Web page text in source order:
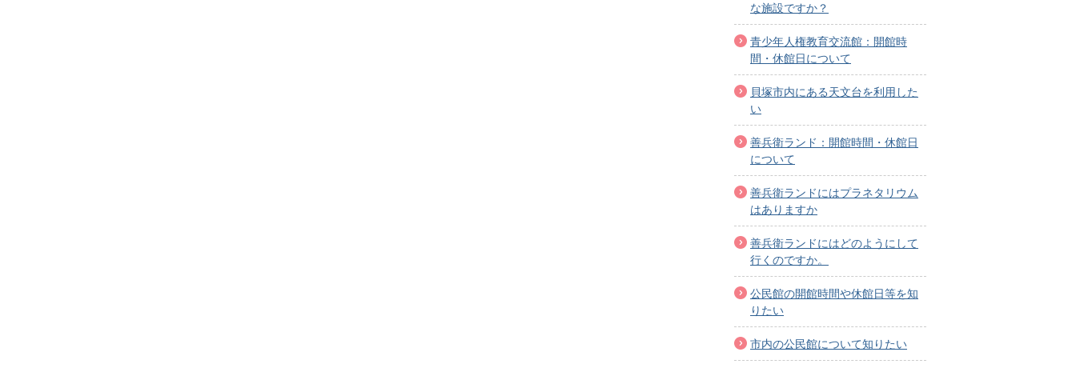
な施設ですか？
青少年人権教育交流館：開館時
間・休館日について
貝塚市内にある天文台を利用した
い
善兵衛ランド：開館時間・休館日
について
善兵衛ランドにはプラネタリウム
はありますか
善兵衛ランドにはどのようにして
行くのですか。
公民館の開館時間や休館日等を知
りたい
市内の公民館について知りたい